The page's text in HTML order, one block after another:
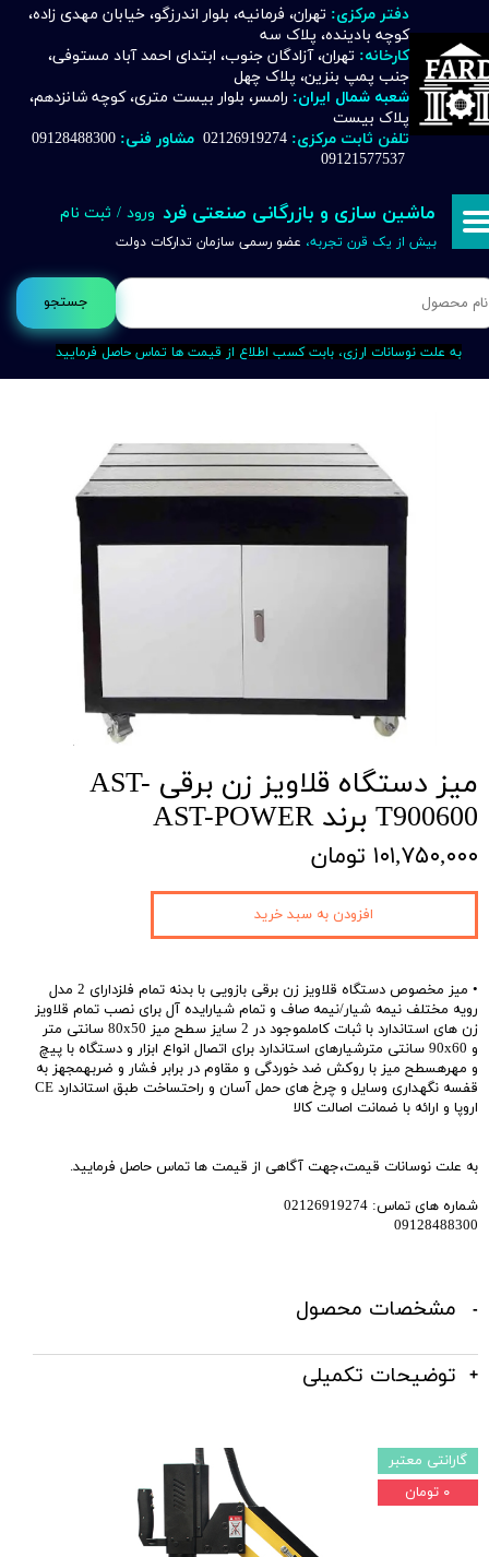
جستجو
دفتر مرکزی: تهران، فرمانیه، بلوار اندرزگو، خیابان مهدی زاده،
کوچه بادینده، پلاک سه
کارخانه: تهران، آزادگان جنوب، ابتدای احمد آباد مستوفی،
جنب پمپ بنزین، پلاک چهل
شعبه شمال ایران: رامسر، بلوار بیست متری، کوچه شانزدهم،
پلاک بیست
تلفن ثابت مرکزی: 02126919274 مشاور فنی:
09121577537
ماشین سازی و بازرگانی صنعتی فرد
بیش از یک قرن تجربه، عضو رسمی سازمان تدارکات دولت
ورود / ثبت نام
حساب کاربری من
تغییر گذر واژه
خروج از حساب کاربری
به علت نوسانات ارزی، بابت کسب اطلاع از قیمت ها تماس حاصل فرمایید
میز دستگاه قلاویز زن برقی AST-
T900600 برند AST-POWER
۱۰۱,۷۵۰,۰۰۰ تومان
• میز مخصوص دستگاه قلاویز زن برقی بازویی با بدنه تمام فلزدارای 2 مدل
رویه مختلف نیمه شیار/نیمه صاف و تمام شیارایده آل برای نصب تمام قلاویز
زن های استاندارد با ثبات کاملموجود در 2 سایز سطح میز 80x50 سانتی متر
و 90x60 سانتی مترشیارهای استاندارد برای اتصال انواع ابزار و دستگاه با پیچ
و مهرهسطح میز با روکش ضد خوردگی و مقاوم در برابر فشار و ضربهمجهز به
قفسه نگهداری وسایل و چرخ های حمل آسان و راحتساخت طبق استاندارد CE
اروپا و ارائه با ضمانت اصالت کالا
به علت نوسانات قیمت،جهت آگاهی از قیمت ها تماس حاصل فرمایید.
شماره های تماس: 02126919274
09128488300
افزودن به سبد خرید
مشخصات محصول
توضیحات تکمیلی
گارانتی معتبر
۰ تومان